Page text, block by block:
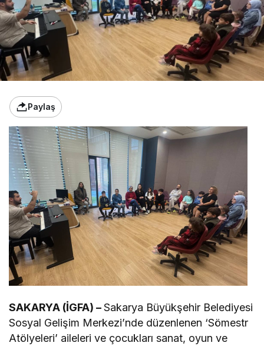
Paylaş
SAKARYA (İGFA) –Sakarya Büyükşehir Belediyesi
Sosyal Gelişim Merkezi’nde düzenlenen ‘Sömestr
Atölyeleri’ aileleri ve çocukları sanat, oyun ve